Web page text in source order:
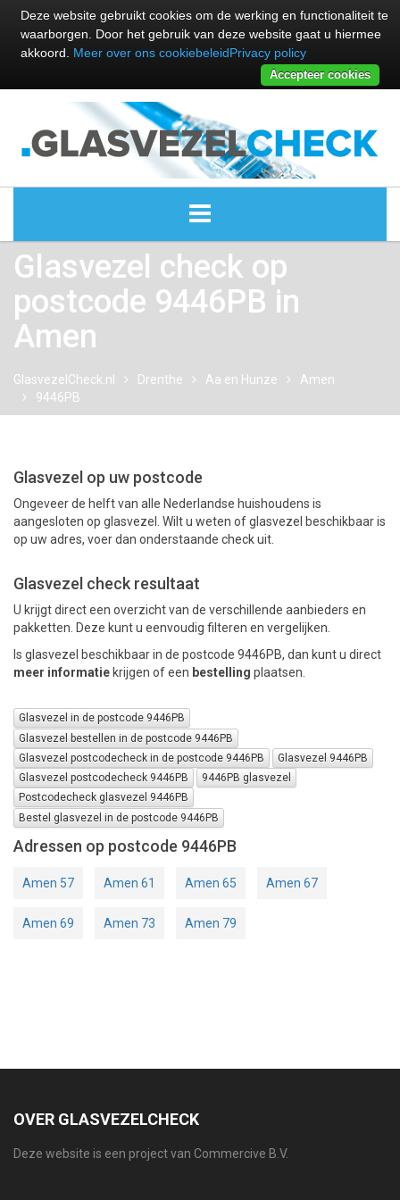
ALLE GLASVEZEL PROVIDERS
GLASVEZEL PROVIDERS
Glasvezel check op
postcode 9446PB in
Amen
GlasvezelCheck.nl Drenthe Aa en Hunze
Amen
9446PB
Glasvezel op uw postcode
Ongeveer de helft van alle Nederlandse huishoudens is
aangesloten op glasvezel. Wilt u weten of glasvezel beschikbaar is
op uw adres, voer dan onderstaande check uit.
Glasvezel check resultaat
U krijgt direct een overzicht van de verschillende aanbieders en
pakketten. Deze kunt u eenvoudig filteren en vergelijken.
Is glasvezel beschikbaar in de postcode 9446PB, dan kunt u direct
meer informatie krijgen of een bestelling plaatsen.
Glasvezel in de postcode 9446PB
Glasvezel bestellen in de postcode 9446PB
Glasvezel postcodecheck in de postcode 9446PB
Glasvezel 9446PB
Glasvezel postcodecheck 9446PB
9446PB glasvezel
Postcodecheck glasvezel 9446PB
Bestel glasvezel in de postcode 9446PB
Adressen op postcode 9446PB
Amen 57 Amen 61 Amen 65 Amen 67
Amen 69 Amen 73 Amen 79
OVER GLASVEZELCHECK
Deze website is een project van Commercive B.V.
Deze website gebruikt cookies om de werking en functionaliteit te
waarborgen. Door het gebruik van deze website gaat u hiermee
akkoord. Meer over ons cookiebeleidPrivacy policy
Accepteer cookies